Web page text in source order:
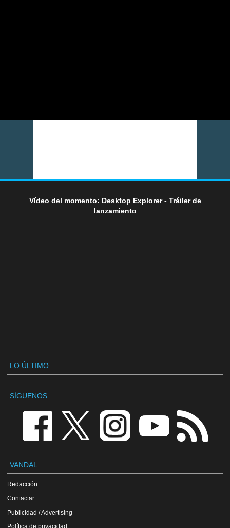
Vídeo del momento: Desktop Explorer - Tráiler de
lanzamiento
LO ÚLTIMO
SÍGUENOS
VANDAL
Redacción
Contactar
Publicidad / Advertising
Política de privacidad